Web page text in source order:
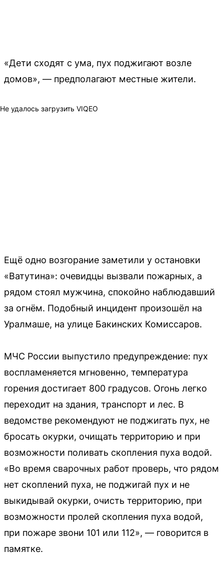
«Дети сходят с ума, пух поджигают возле
домов», — предполагают местные жители.
Не удалось загрузить VIQEO
Ещё одно возгорание заметили у остановки
«Ватутина»: очевидцы вызвали пожарных, а
рядом стоял мужчина, спокойно наблюдавший
за огнём. Подобный инцидент произошёл на
Уралмаше, на улице Бакинских Комиссаров.
МЧС России выпустило предупреждение: пух
воспламеняется мгновенно, температура
горения достигает 800 градусов. Огонь легко
переходит на здания, транспорт и лес. В
ведомстве рекомендуют не поджигать пух, не
бросать окурки, очищать территорию и при
возможности поливать скопления пуха водой.
«Во время сварочных работ проверь, что рядом
нет скоплений пуха, не поджигай пух и не
выкидывай окурки, очисть территорию, при
возможности пролей скопления пуха водой,
при пожаре звони 101 или 112», — говорится в
памятке.